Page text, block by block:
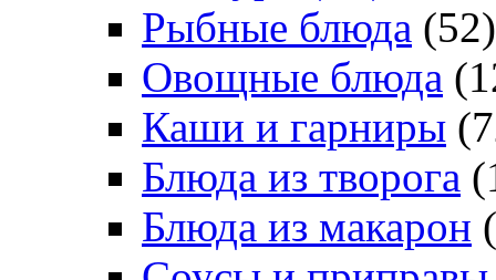
Рыбные блюда (52)
Овощные блюда
Каши и гарниры
Блюда из творога
Блюда из макарон